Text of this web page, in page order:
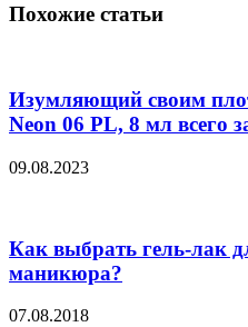
Похожие статьи
Изумляющий своим
Neon 06 PL, 8 мл всего
09.08.2023
Как выбрать гель-лак
маникюра?
07.08.2018